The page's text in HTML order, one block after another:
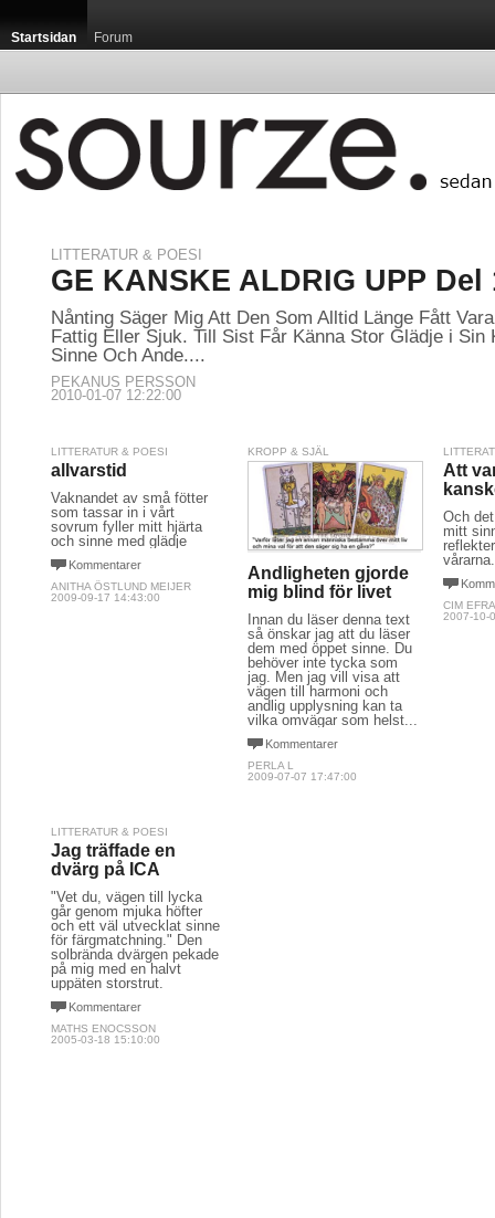
Startsidan Forum
LITTERATUR & POESI
GE KANSKE ALDRIG UPP Del
Nånting Säger Mig Att Den Som Alltid Länge Fått
Fattig Eller Sjuk. Till Sist Får Känna Stor Glädje i Sin
Sinne Och Ande....
PEKANUS PERSSON
2010-01-07 12:22:00
LITTERATUR & POESI
allvarstid
Vaknandet av små fötter
som tassar in i vårt
sovrum fyller mitt hjärta
och sinne med glädje
Kommentarer
ANITHA ÖSTLUND MEIJER
2009-09-17 14:43:00
KROPP & SJÄL
Andligheten gjorde
mig blind för livet
Innan du läser denna text
så önskar jag att du läser
dem med öppet sinne. Du
behöver inte tycka som
jag. Men jag vill visa att
vägen till harmoni och
andlig upplysning kan ta
vilka omvägar som helst...
Kommentarer
PERLA L
2009-07-07 17:47:00
Att
Och
mitt
vårarna.
CIM
2007-10-
LITTERATUR & POESI
Jag träffade en
dvärg på ICA
"Vet du, vägen till lycka
går genom mjuka höfter
och ett väl utvecklat sinne
för färgmatchning." Den
solbrända dvärgen pekade
på mig med en halvt
uppäten storstrut.
Kommentarer
MATHS ENOCSSON
2005-03-18 15:10:00